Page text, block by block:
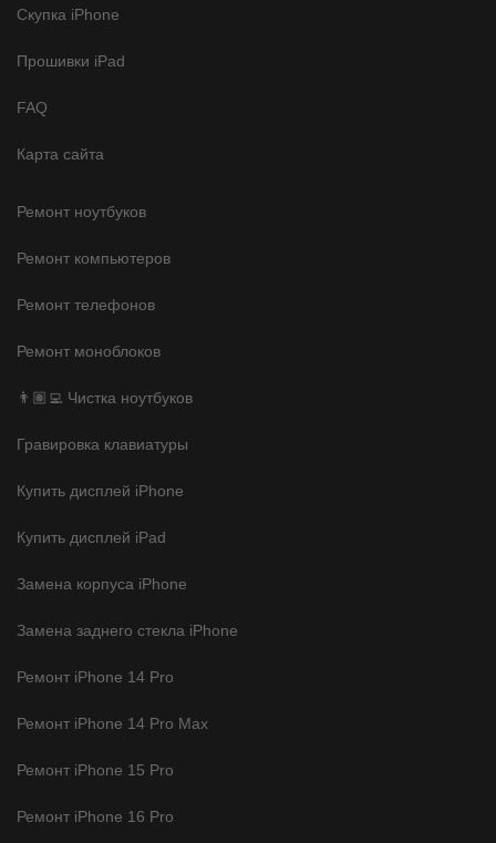
Скупка iPhone
Прошивки iPad
FAQ
Карта сайта
Ремонт ноутбуков
Ремонт компьютеров
Ремонт телефонов
Ремонт моноблоков
👨🏽‍💻 Чистка ноутбуков
Гравировка клавиатуры
Купить дисплей iPhone
Купить дисплей iPad
Замена корпуса iPhone
Замена заднего стекла iPhone
Ремонт iPhone 14 Pro
Ремонт iPhone 14 Pro Max
Ремонт iPhone 15 Pro
Ремонт iPhone 16 Pro